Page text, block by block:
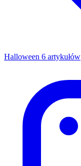
Halloween 6 artykułów